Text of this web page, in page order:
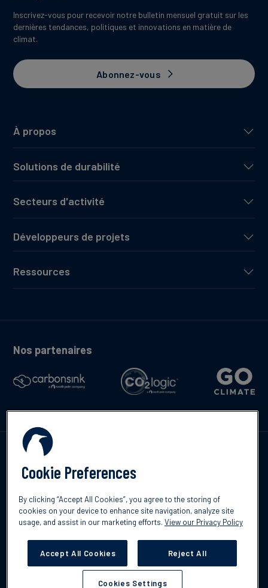
English
À propos
Solutions de durabilité
Secteurs d'activité
Développeurs de projets
Ressources
Inscrivez-vous pour recevoir notre bulletin mensuel gratuit sur les
dernières tendances, politiques et innovations en matière de
climat.
Abonnez-vous
Nos partenaires
responsabilité
Cookie Preferences
By clicking “Accept All Cookies”, you agree to the storing of
cookies on your device to enhance site navigation, analyze site
usage, and assist in our marketing efforts. View our Privacy Policy
Accept All Cookies Reject All
Cookies Settings